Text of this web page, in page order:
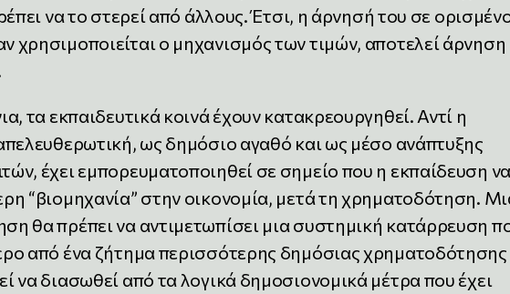
να το στερεί από άλλους. Έτσι, η άρνησή του σε
χρησιμοποιείται ο μηχανισμός των τιμών, αποτελεί άρνηση
τα εκπαιδευτικά κοινά έχουν κατακρεουργηθεί. Αντί η
ως δημόσιο αγαθό και ως μέσο ανάπτυξης
έχει εμπορευματοποιηθεί σε σημείο που η εκπαίδευση να
“βιομηχανία” στην οικονομία, μετά τη χρηματοδότηση.
θα πρέπει να αντιμετωπίσει μια συστημική κατάρρευση
από ένα ζήτημα περισσότερης δημόσιας χρηματοδότησης
να διασωθεί από τα λογικά δημοσιονομικά μέτρα που έχει